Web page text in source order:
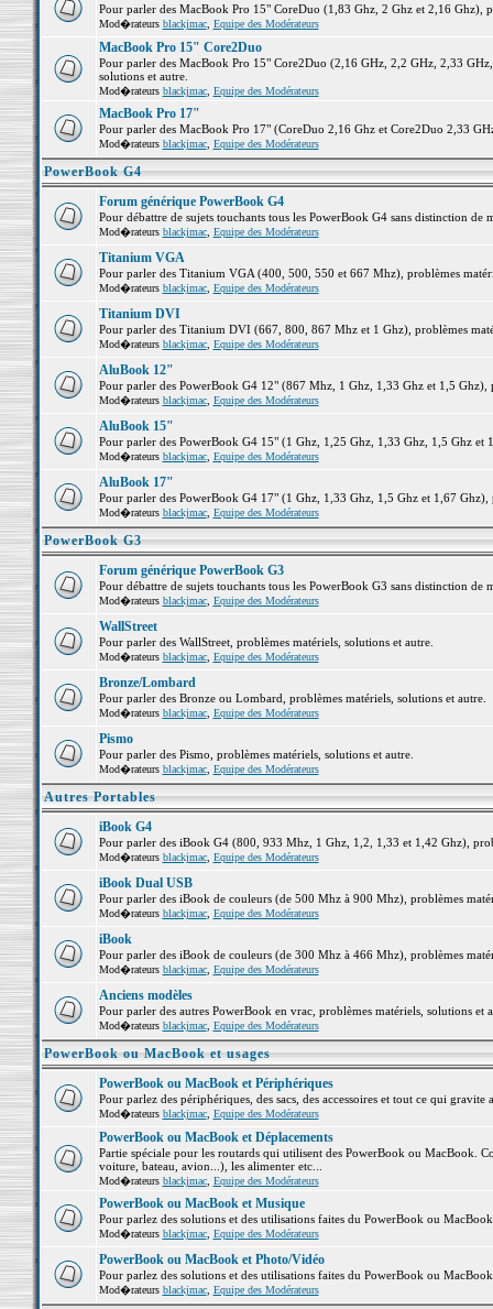
Pour parler des MacBook Pro 15" CoreDuo (1,83 Ghz, 2 Ghz et 2,16 Ghz),
Mod�rateurs blackjmac, Equipe des Modérateurs
MacBook Pro 15" Core2Duo
Pour parler des MacBook Pro 15" Core2Duo (2,16 GHz, 2,2 GHz, 2,33
solutions et autre.
Mod�rateurs blackjmac, Equipe des Modérateurs
MacBook Pro 17"
Pour parler des MacBook Pro 17" (CoreDuo 2,16 Ghz et Core2Duo 2,33
Mod�rateurs blackjmac, Equipe des Modérateurs
PowerBook G4
Forum générique PowerBook G4
Pour débattre de sujets touchants tous les PowerBook G4 sans distinction de
Mod�rateurs blackjmac, Equipe des Modérateurs
Titanium VGA
Pour parler des Titanium VGA (400, 500, 550 et 667 Mhz), problèmes
Mod�rateurs blackjmac, Equipe des Modérateurs
Titanium DVI
Pour parler des Titanium DVI (667, 800, 867 Mhz et 1 Ghz), problèmes
Mod�rateurs blackjmac, Equipe des Modérateurs
AluBook 12"
Pour parler des PowerBook G4 12" (867 Mhz, 1 Ghz, 1,33 Ghz et 1,5 Ghz),
Mod�rateurs blackjmac, Equipe des Modérateurs
AluBook 15"
Pour parler des PowerBook G4 15" (1 Ghz, 1,25 Ghz, 1,33 Ghz, 1,5 Ghz et
Mod�rateurs blackjmac, Equipe des Modérateurs
AluBook 17"
Pour parler des PowerBook G4 17" (1 Ghz, 1,33 Ghz, 1,5 Ghz et 1,67 Ghz),
Mod�rateurs blackjmac, Equipe des Modérateurs
PowerBook G3
Forum générique PowerBook G3
Pour débattre de sujets touchants tous les PowerBook G3 sans distinction de
Mod�rateurs blackjmac, Equipe des Modérateurs
WallStreet
Pour parler des WallStreet, problèmes matériels, solutions et autre.
Mod�rateurs blackjmac, Equipe des Modérateurs
Bronze/Lombard
Pour parler des Bronze ou Lombard, problèmes matériels, solutions et autre.
Mod�rateurs blackjmac, Equipe des Modérateurs
Pismo
Pour parler des Pismo, problèmes matériels, solutions et autre.
Mod�rateurs blackjmac, Equipe des Modérateurs
Autres Portables
iBook G4
Pour parler des iBook G4 (800, 933 Mhz, 1 Ghz, 1,2, 1,33 et 1,42 Ghz),
Mod�rateurs blackjmac, Equipe des Modérateurs
iBook Dual USB
Pour parler des iBook de couleurs (de 500 Mhz à 900 Mhz), problèmes
Mod�rateurs blackjmac, Equipe des Modérateurs
iBook
Pour parler des iBook de couleurs (de 300 Mhz à 466 Mhz), problèmes
Mod�rateurs blackjmac, Equipe des Modérateurs
Anciens modèles
Pour parler des autres PowerBook en vrac, problèmes matériels, solutions et
Mod�rateurs blackjmac, Equipe des Modérateurs
PowerBook ou MacBook et usages
PowerBook ou MacBook et Périphériques
Pour parlez des périphériques, des sacs, des accessoires et tout ce qui
Mod�rateurs blackjmac, Equipe des Modérateurs
PowerBook ou MacBook et Déplacements
Partie spéciale pour les routards qui utilisent des PowerBook ou MacBook.
voiture, bateau, avion...), les alimenter etc...
Mod�rateurs blackjmac, Equipe des Modérateurs
PowerBook ou MacBook et Musique
Pour parlez des solutions et des utilisations faites du PowerBook ou
Mod�rateurs blackjmac, Equipe des Modérateurs
PowerBook ou MacBook et Photo/Vidéo
Pour parlez des solutions et des utilisations faites du PowerBook ou
Mod�rateurs blackjmac, Equipe des Modérateurs